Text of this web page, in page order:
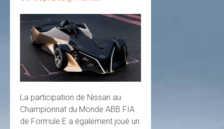
La participation de Nissan au
Championnat du Monde ABB FIA
de Formule E a également joué un